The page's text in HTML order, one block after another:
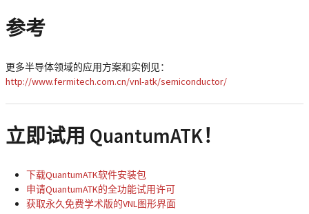
参考
更多半导体领域的应用方案和实例见：
http://www.fermitech.com.cn/vnl-atk/semiconductor/
立即试用 QuantumATK！
下载QuantumATK软件安装包
申请QuantumATK的全功能试用许可
获取永久免费学术版的VNL图形界面